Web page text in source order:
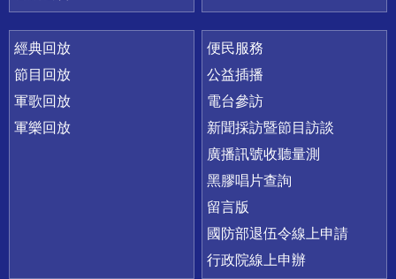
經典回放
節目回放
軍歌回放
軍樂回放
便民服務
公益插播
電台參訪
新聞採訪暨節目訪談
廣播訊號收聽量測
黑膠唱片查詢
留言版
國防部退伍令線上申請
行政院線上申辦